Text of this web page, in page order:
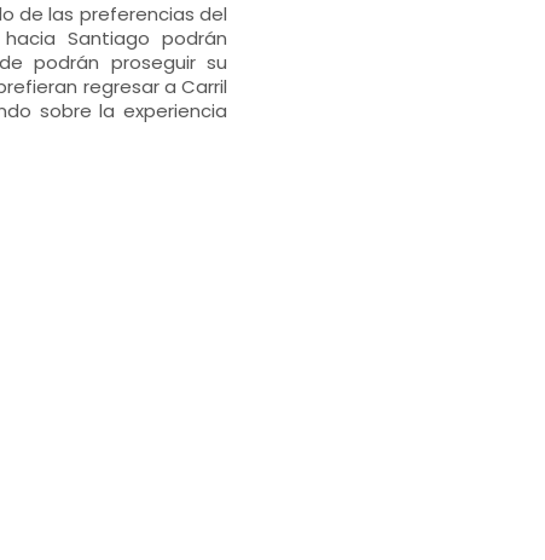
de las preferencias del
Santiago podrán
podrán proseguir su
regresar a Carril
sobre la experiencia